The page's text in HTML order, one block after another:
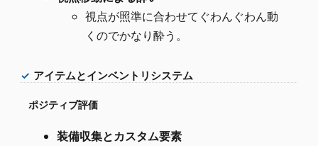
視点が照準に合わせてぐわんぐわん動
くのでかなり酔う。
アイテムとインベントリシステム
ポジティブ評価
装備収集とカスタム要素